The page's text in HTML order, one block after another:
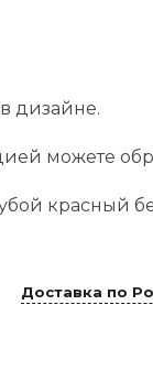
дизайне.
можете
красный
Доставка по